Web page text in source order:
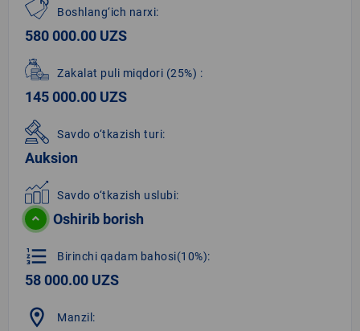
Boshlang‘ich narxi:
580 000.00 UZS
Zakalat puli miqdori (25%) :
145 000.00 UZS
Savdo o‘tkazish turi:
Auksion
Savdo o‘tkazish uslubi:
Oshirib borish
format_list_numbered Birinchi qadam bahosi(10%):
58 000.00 UZS
location_on Manzil: